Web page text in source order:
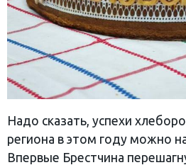
Надо сказать, успехи
региона в этом году можно
Впервые Брестчина